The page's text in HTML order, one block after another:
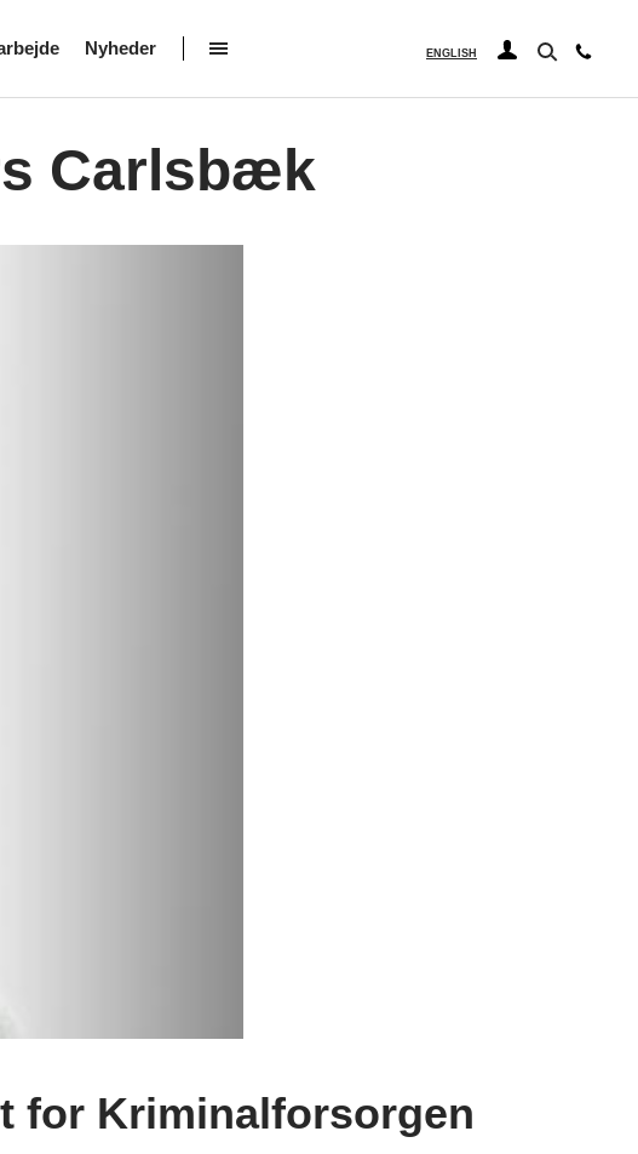
Nyheder ENGLISH
Carlsbæk
for Kriminalforsorgen